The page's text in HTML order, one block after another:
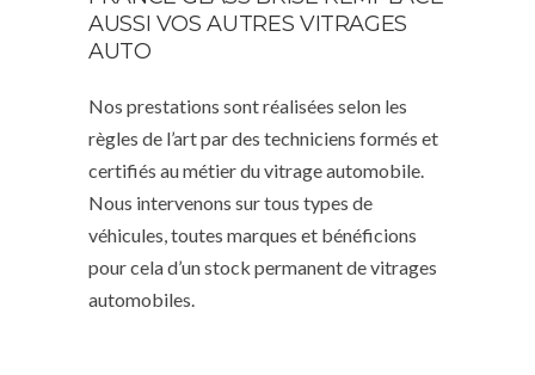
AUSSI VOS AUTRES VITRAGES
AUTO
Nos prestations sont réalisées selon les
règles de l’art par des techniciens formés et
certifiés au métier du vitrage automobile.
Nous intervenons sur tous types de
véhicules, toutes marques et bénéficions
pour cela d’un stock permanent de vitrages
automobiles.